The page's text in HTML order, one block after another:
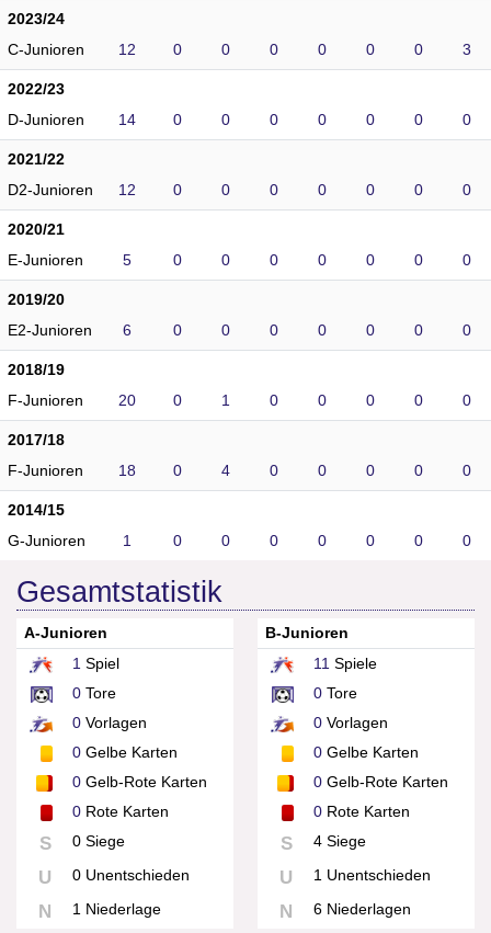
2023/24
C-Junioren
12 0 0 0 0 0 0 3
2022/23
D-Junioren
14 0 0 0 0 0 0 0
2021/22
D2-Junioren
12 0 0 0 0 0 0 0
2020/21
E-Junioren
5 0 0 0 0 0 0 0
2019/20
E2-Junioren
6 0 0 0 0 0 0 0
2018/19
F-Junioren
20 0 1 0 0 0 0 0
2017/18
F-Junioren
18 0 4 0 0 0 0 0
2014/15
G-Junioren
1 0 0 0 0 0 0 0
Gesamtstatistik
A-Junioren
1 Spiel
0 Tore
0 Vorlagen
0 Gelbe Karten
0 Gelb-Rote Karten
0 Rote Karten
S 0 Siege
U 0 Unentschieden
N 1 Niederlage
B-Junioren
11 Spiele
0Tore
0Vorlagen
0Gelbe Karten
0Gelb-Rote Karten
0Rote Karten
S 4 Siege
U 1 Unentschieden
N 6 Niederlagen